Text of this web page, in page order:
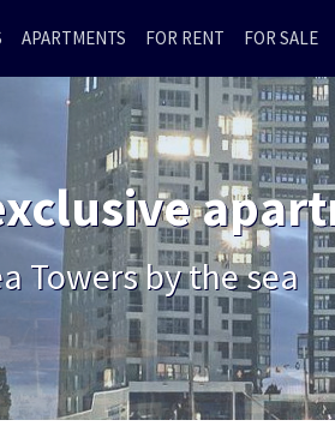
APARTMENTS FOR RENT FOR SALE
Towers by the sea